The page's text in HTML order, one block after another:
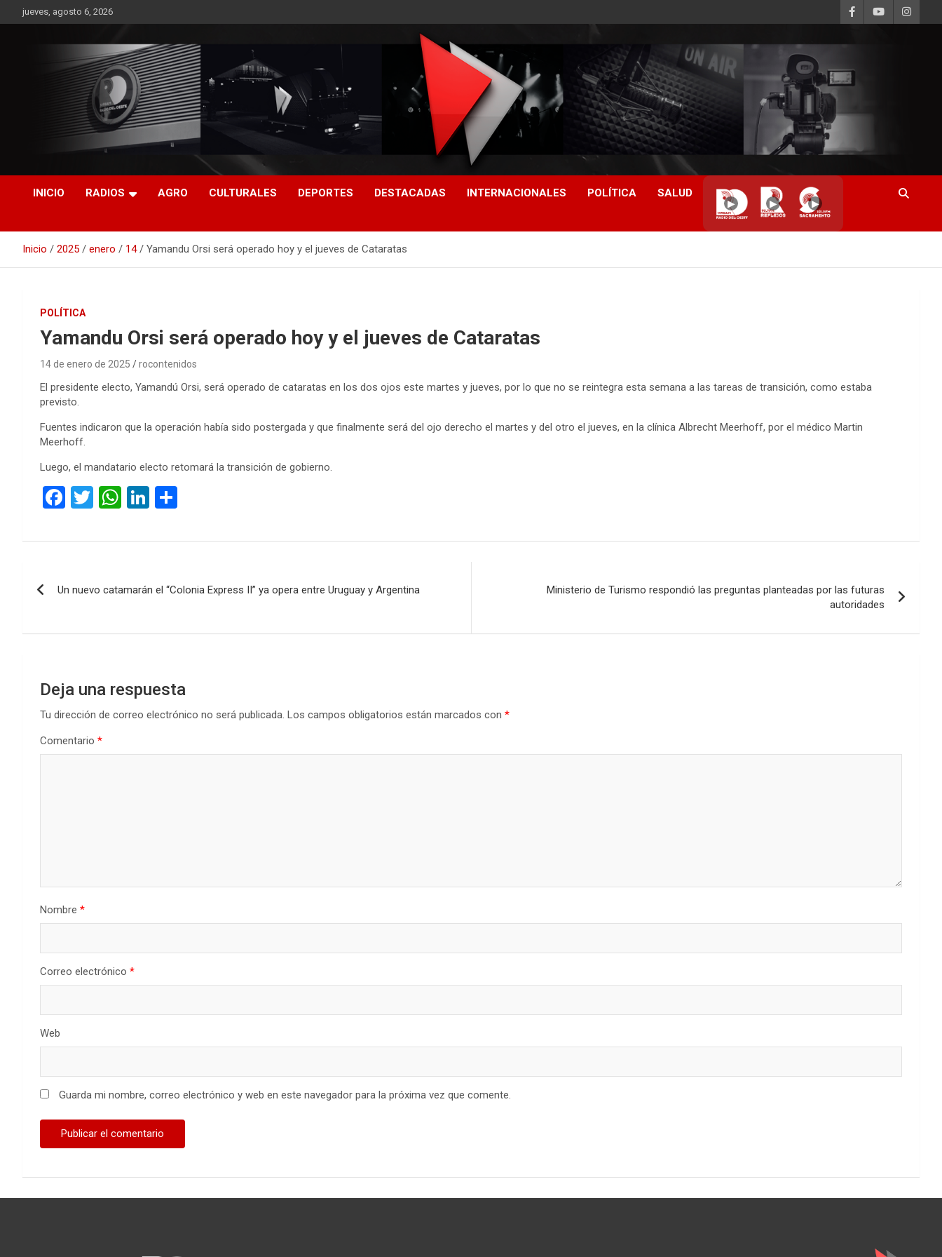
Saltar
al
jueves, agosto 6, 2026
RO CONTENIDOS
INICIO RADIOS AGRO CULTURALES DEPORTES DESTACADAS INTERNACIONALES POLÍTICA SALUD
▶ ▶ ▶
Inicio 2025 enero 14 Yamandu Orsi será operado hoy y el jueves de Cataratas
POLÍTICA
Yamandu Orsi será operado hoy y el jueves de Cataratas
14 de enero de 2025 rocontenidos
El presidente electo, Yamandú Orsi, será operado de cataratas en los dos ojos este martes y jueves, por lo que no se reintegra esta semana a las tareas de transición, como estaba
previsto.
Fuentes indicaron que la operación había sido postergada y que finalmente será del ojo derecho el martes y del otro el jueves, en la clínica Albrecht Meerhoff, por el médico Martin
Meerhoff.
Luego, el mandatario electo retomará la transición de gobierno.
F
ce
o
k
T
tt
W
at
A
p
Li
ke
n
m
ar
entradas
Un nuevo catamarán el “Colonia Express II” ya opera entre Uruguay y Argentina
Ministerio de Turismo respondió las preguntas planteadas por las futuras
autoridades
Deja una respuesta
Tu dirección de correo electrónico no será publicada. Los campos obligatorios están marcados con *
Comentario *
Nombre *
Correo electrónico *
Web
Guarda mi nombre, correo electrónico y web en este navegador para la próxima vez que comente.